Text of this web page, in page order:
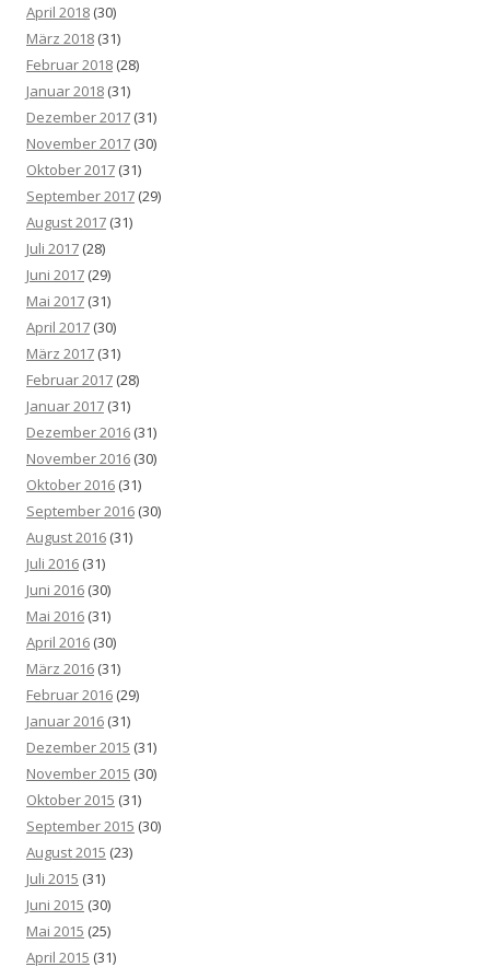
April 2018 (30)
März 2018 (31)
Februar 2018 (28)
Januar 2018 (31)
Dezember 2017 (31)
November 2017 (30)
Oktober 2017 (31)
September 2017 (29)
August 2017 (31)
Juli 2017 (28)
Juni 2017 (29)
Mai 2017 (31)
April 2017 (30)
März 2017 (31)
Februar 2017 (28)
Januar 2017 (31)
Dezember 2016 (31)
November 2016 (30)
Oktober 2016 (31)
September 2016 (30)
August 2016 (31)
Juli 2016 (31)
Juni 2016 (30)
Mai 2016 (31)
April 2016 (30)
März 2016 (31)
Februar 2016 (29)
Januar 2016 (31)
Dezember 2015 (31)
November 2015 (30)
Oktober 2015 (31)
September 2015 (30)
August 2015 (23)
Juli 2015 (31)
Juni 2015 (30)
Mai 2015 (25)
April 2015 (31)